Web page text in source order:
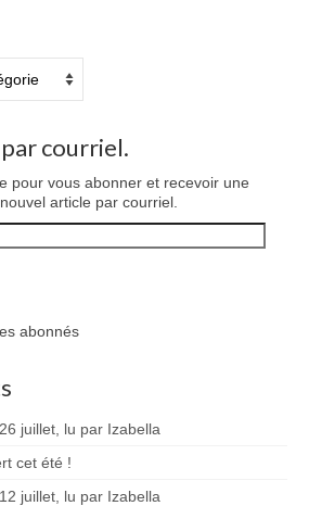
courriel.
pour vous abonner et recevoir une
article par courriel.
abonnés
juillet, lu par Izabella
cet été !
juillet, lu par Izabella